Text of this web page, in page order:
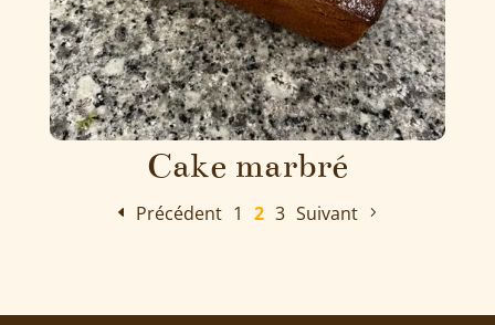
Cake marbré
Précédent 1 2 3 Suivant